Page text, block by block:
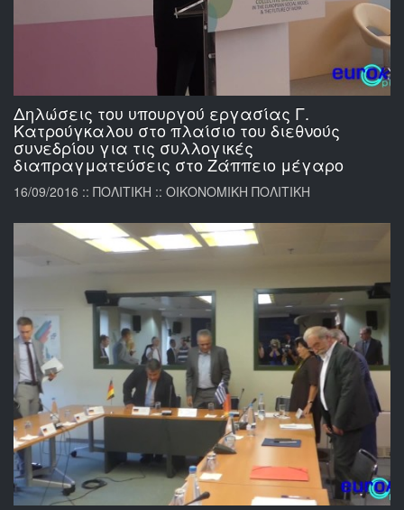
Δηλώσεις του υπουργού εργασίας Γ.
Κατρούγκαλου στο πλαίσιο του διεθνούς
συνεδρίου για τις συλλογικές
διαπραγματεύσεις στο Ζάππειο μέγαρο
16/09/2016 :: ΠΟΛΙΤΙΚΗ :: ΟΙΚΟΝΟΜΙΚΗ ΠΟΛΙΤΙΚΗ